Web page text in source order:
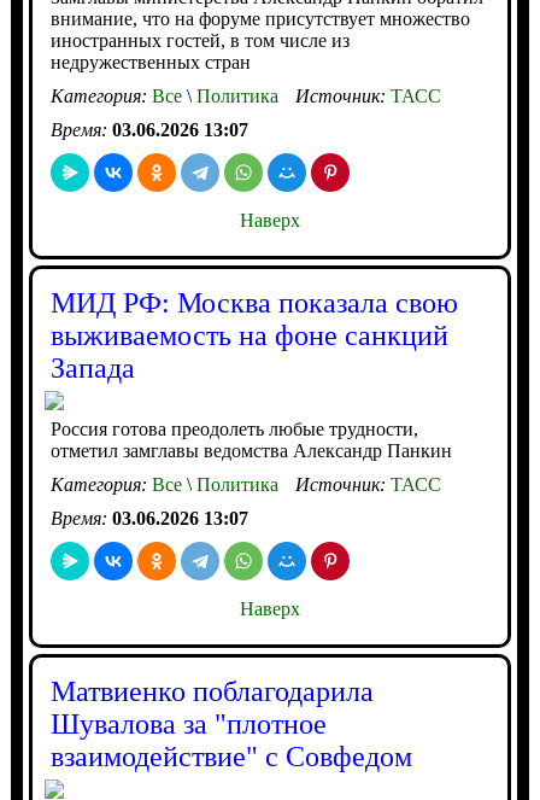
внимание, что на форуме присутствует множество
иностранных гостей, в том числе из
недружественных стран
Категория: Все\Политика Источник: ТАСС
Время: 03.06.2026 13:07
Наверх
МИД РФ: Москва показала свою
выживаемость на фоне санкций
Запада
Россия готова преодолеть любые трудности,
отметил замглавы ведомства Александр Панкин
Категория: Все\Политика Источник: ТАСС
Время: 03.06.2026 13:07
Наверх
Матвиенко поблагодарила
Шувалова за "плотное
взаимодействие" с Совфедом